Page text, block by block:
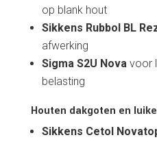
op blank hout
Sikkens Rubbol BL
afwerking
Sigma S2U Novavoor
belasting
Houten dakgoten en
Sikkens Cetol